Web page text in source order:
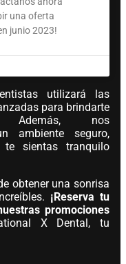
una oferta
junio 2023!
utilizará las
para brindarte
Además, nos
ambiente seguro,
sientas tranquilo
obtener una sonrisa
¡Reserva tu
promociones
X Dental, tu